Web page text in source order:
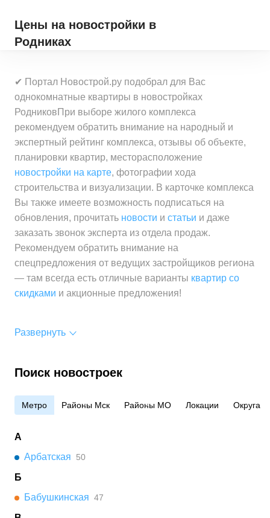
Цены на новостройки в
Родниках
✔ Портал Новострой.ру подобрал для Вас
однокомнатные квартиры в новостройках
РодниковПри выборе жилого комплекса
рекомендуем обратить внимание на народный и
экспертный рейтинг комплекса, отзывы об объекте,
планировки квартир, месторасположение
новостройки на карте, фотографии хода
строительства и визуализации. В карточке комплекса
Вы также имеете возможность подписаться на
обновления, прочитать новости и статьи и даже
заказать звонок эксперта из отдела продаж.
Рекомендуем обратить внимание на
спецпредложения от ведущих застройщиков региона
— там всегда есть отличные варианты квартир со
скидками и акционные предложения!
Развернуть
Поиск новостроек
Метро Районы Мск Районы МО Локации Округа
А
Арбатская
50
Б
Бабушкинская 47